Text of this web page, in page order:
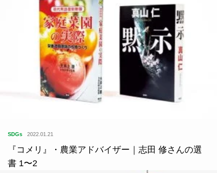
SDGs 2022.01.21
『コメリ』・農業アドバイザー｜志田 修さんの選
書 1〜2